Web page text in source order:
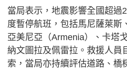
當局表示，地震影響全國超過
度暫停航班，包括馬尼薩萊斯
亞美尼亞（Armenia）、卡塔
納文圖拉及佩雷拉。救援人員
索，當局亦持續評估道路、橋